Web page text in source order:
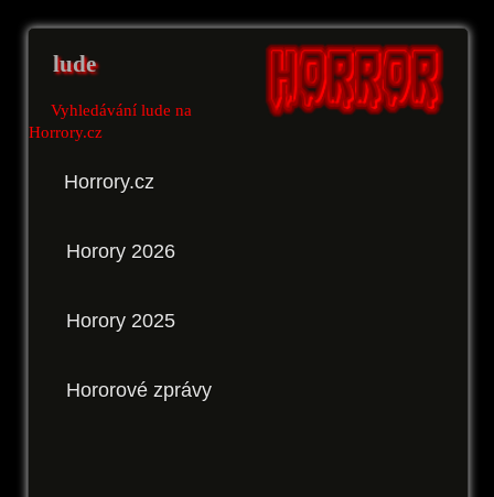
lude
Vyhledávání lude na
Horrory.cz
Horrory.cz
Horory 2026
Horory 2025
Hororové zprávy